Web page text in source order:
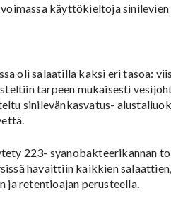
käyttökieltoja
oli salaatilla kaksi eri tasoa:
tarpeen mukaisesti
sinilevänkasvatus-
223- syanobakteerikannan
havaittiin kaikkien
ja retentioajan perusteella.